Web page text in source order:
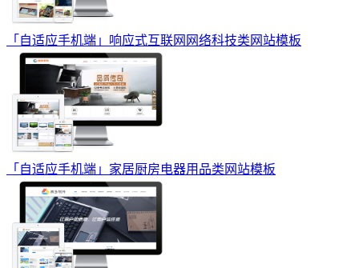
「自适应手机端」响应式互联网网络科技类网站模板
「自适应手机端」家居厨房电器用品类网站模板